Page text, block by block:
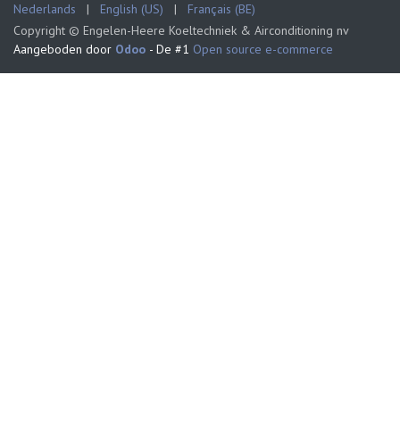
Copyright © Engelen-Heere Koeltechniek & Airconditioning nv
Nederlands | English (US) | Français (BE)
Aangeboden door Odoo - De #1 Open source e-commerce